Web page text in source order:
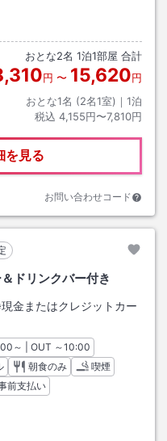
おとな2名 1泊1部屋 合計
円 〜 15,620円
おとな1名 (2名1室)｜ 1泊
税込 4,155円〜7,810円
を見る
お問い合わせコード
ドリンクバー付き
金またはクレジットカー
ックイン
～ | OUT チェックアウト
～10:00
朝食のみ
喫煙
前支払い